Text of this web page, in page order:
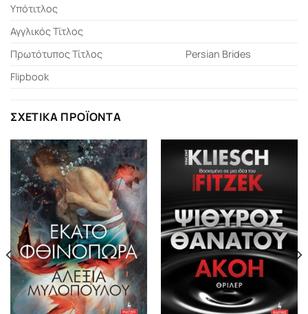
Υπότιτλος
Αγγλικός Τίτλος
Πρωτότυπος Τίτλος
Persian Brides
Flipbook
ΣΧΕΤΙΚΆ ΠΡΟΪΌΝΤΑ